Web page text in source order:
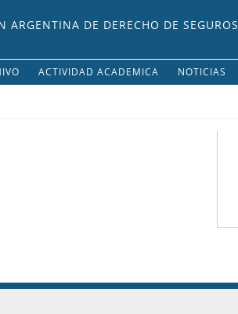
ARGENTINA DE DERECHO DE SEGUROS
ACTIVIDAD ACADEMICA NOTICIAS